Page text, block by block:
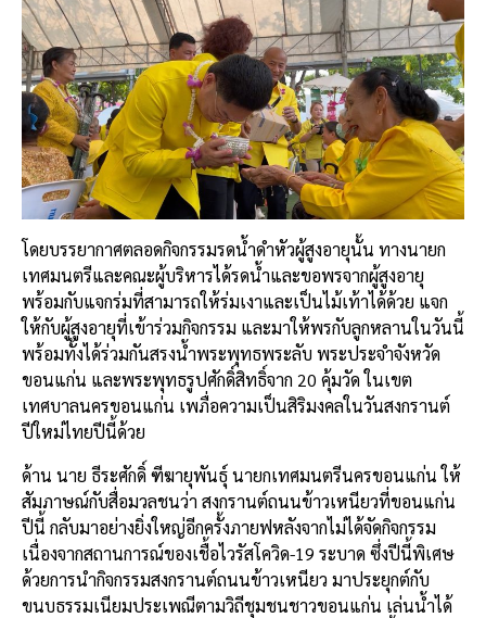
โดยบรรยากาศตลอดกิจกรรมรดน้ำดำหัวผู้สูงอายุนั้น ทางนายก
เทศมนตรีและคณะผู้บริหารได้รดน้ำและขอพรจากผู้สูงอายุ
พร้อมกับแจกร่มที่สามารถให้ร่มเงาและเป็นไม้เท้าได้ด้วย แจก
ให้กับผู้สูงอายุที่เข้าร่วมกิจกรรม และมาให้พรกับลูกหลานในวันนี้
พร้อมทั้งได้ร่วมกันสรงน้ำพระพุทธพระลับ พระประจำจังหวัด
ขอนแก่น และพระพุทธรูปศักดิ์สิทธิ์จาก 20 คุ้มวัด ในเขต
เทศบาลนครขอนแก่น เพภื่อความเป็นสิริมงคลในวันสงกรานต์
ปีใหม่ไทยปีนี้ด้วย
ด้าน นาย ธีระศักดิ์ฑีฆายุพันธุ์นายกเทศมนตรีนครขอนแก่น ให้
สัมภาษณ์กับสื่อมวลชนว่า สงกรานต์ถนนข้าวเหนียวที่ขอนแก่น
ปีนี้ กลับมาอย่างยิ่งใหญ่อีกครั้งภายฟหลังจากไม่ได้จัดกิจกรรม
เนื่องจากสถานการณ์ของเชื้อไวรัสโควิด-19 ระบาด ซึ่งปีนี้พิเศษ
ด้วยการนำกิจกรรมสงกรานต์ถนนข้าวเหนียว มาประยุกต์กับ
ขนบธรรมเนียมประเพณีตามวิถีชุมชนชาวขอนแก่น เล่นน้ำได้